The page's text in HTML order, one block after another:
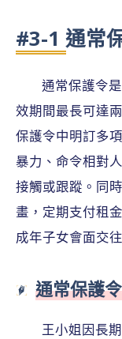
#3-1 通常
通常保護令
效期間最長可達
保護令中明訂多
暴力、命令相對
接觸或跟蹤。同
畫，定期支付租
成年子女會面交
通常保護
王小姐因長